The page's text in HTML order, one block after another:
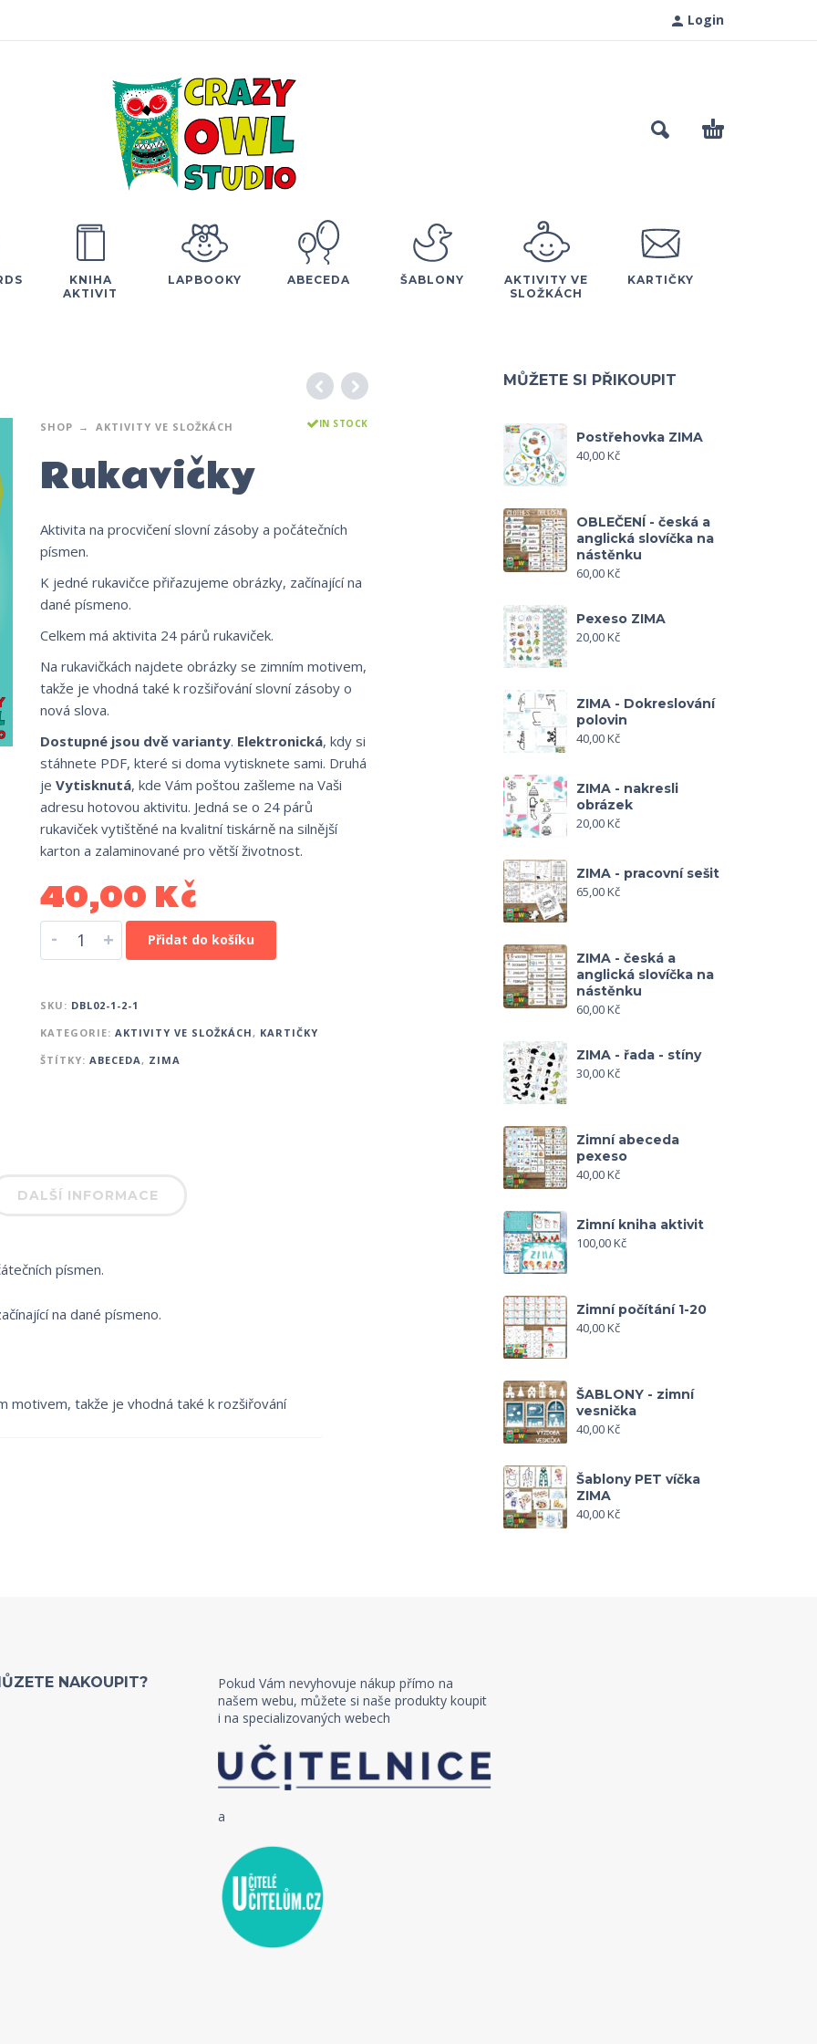
Login
KNIHA
AKTIVIT
LAPBOOKY ABECEDA ŠABLONY
AKTIVITY VE
SLOŽKÁCH
KARTIČKY
SHOP AKTIVITY VE SLOŽKÁCH IN STOCK
Rukavičky
Aktivita na procvičení slovní zásoby a počátečních
písmen.
K jedné rukavičce přiřazujeme obrázky, začínající na
dané písmeno.
Celkem má aktivita 24 párů rukaviček.
Na rukavičkách najdete obrázky se zimním motivem,
takže je vhodná také k rozšiřování slovní zásoby o
nová slova.
Dostupné jsou dvě varianty. Elektronická, kdy si
stáhnete PDF, které si doma vytisknete sami. Druhá
je Vytisknutá, kde Vám poštou zašleme na Vaši
adresu hotovou aktivitu. Jedná se o 24 párů
rukaviček vytištěné na kvalitní tiskárně na silnější
karton a zalaminované pro větší životnost.
40,00 Kč
- + Přidat do košíku
SKU: DBL02-1-2-1
KATEGORIE: AKTIVITY VE SLOŽKÁCH , KARTIČKY
ŠTÍTKY: ABECEDA , ZIMA
DALŠÍ INFORMACE
písmen.
na dané písmeno.
motivem, takže je vhodná také k rozšiřování
MŮŽETE SI PŘIKOUPIT
Postřehovka ZIMA
40,00Kč
OBLEČENÍ - česká a
anglická slovíčka na
nástěnku
60,00Kč
Pexeso ZIMA
20,00Kč
ZIMA - Dokreslování
polovin
40,00Kč
ZIMA - nakresli
obrázek
20,00Kč
ZIMA - pracovní sešit
65,00Kč
ZIMA - česká a
anglická slovíčka na
nástěnku
60,00Kč
ZIMA - řada - stíny
30,00Kč
Zimní abeceda
pexeso
40,00Kč
Zimní kniha aktivit
100,00Kč
Zimní počítání 1-20
40,00Kč
ŠABLONY - zimní
vesnička
40,00Kč
Šablony PET víčka
ZIMA
40,00Kč
NAKOUPIT?
Pokud Vám nevyhovuje nákup přímo na
našem webu, můžete si naše produkty koupit
i na specializovaných webech
a